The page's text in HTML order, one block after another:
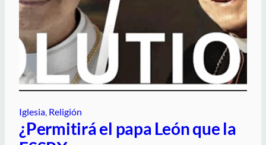
Iglesia, Religión
¿Permitirá el papa León que la